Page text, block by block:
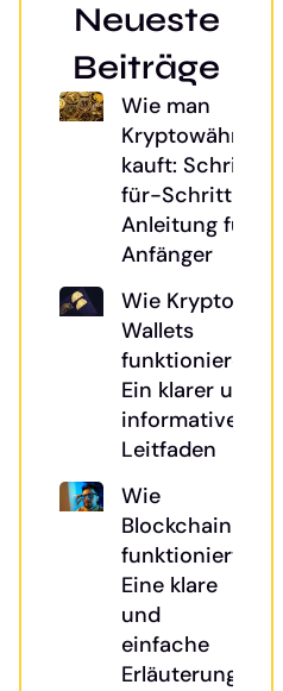
Neueste
Beiträge
Wie man
Kryptowährung
kauft: Schritt-
für-Schritt-
Anleitung für
Anfänger
Wie Krypto-
Wallets
funktionieren:
Ein klarer und
informativer
Leitfaden
Wie
Blockchain
funktioniert:
Eine klare
und
einfache
Erläuterung